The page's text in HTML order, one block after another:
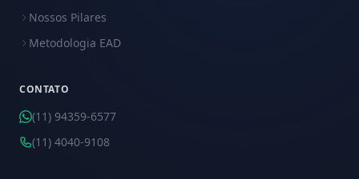
Nossos Pilares
Metodologia EAD
CONTATO
(11) 94359-6577
(11) 4040-9108